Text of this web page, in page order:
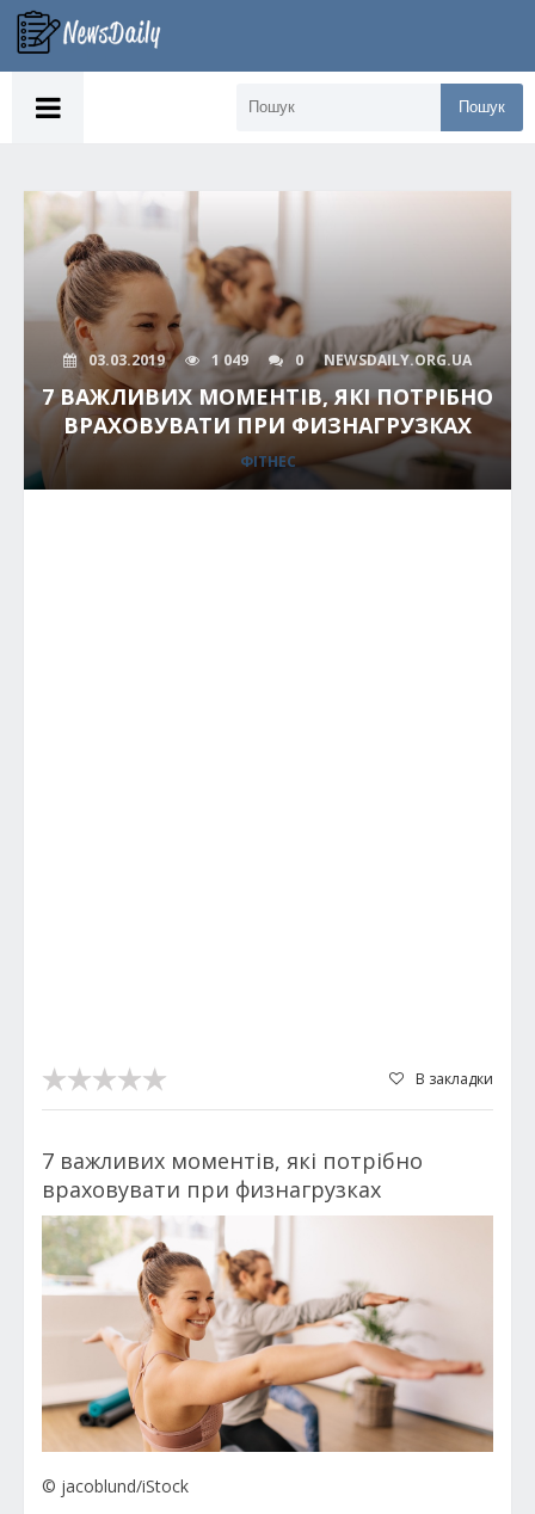
Пошук
03.03.2019 1 049 0 NEWSDAILY.ORG.UA
7 ВАЖЛИВИХ МОМЕНТІВ, ЯКІ ПОТРІБНО
ВРАХОВУВАТИ ПРИ ФИЗНАГРУЗКАХ
ФІТНЕС
В закладки
7 важливих моментів, які потрібно
враховувати при физнагрузках
© jacoblund/iStock